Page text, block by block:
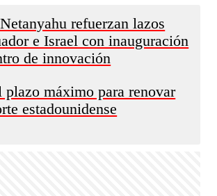
refuerzan lazos
e Israel con inauguración
de innovación
plazo máximo para renovar
estadounidense